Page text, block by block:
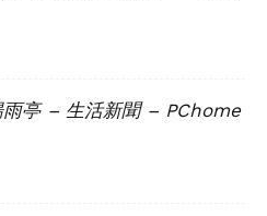
雨亭 – 生活新聞 – PChome